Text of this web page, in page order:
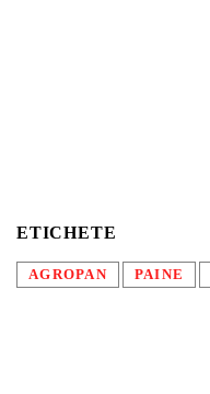
ETICHETE
AGROPAN PAINE